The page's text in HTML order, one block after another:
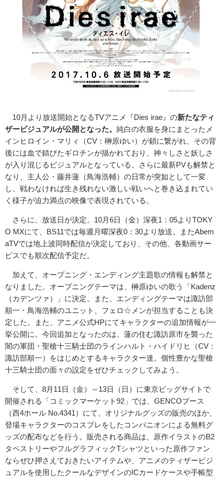
10月より放送開始となるTVアニメ『Dies irae』の新たなティ
ザービジュアルが公開となった。 純白の衣服を身にまとったメ
インヒロイン・マリィ（CV：榊原ゆい）が鎖に繋がれ、その背
後には血で錆びたギロチンが描かれており、神々しさと妖しさ
が入り混じるビジュアルとなっている。さらに最新PVも解禁と
なり、主人公・藤井蓮（鳥海浩輔）の日常が突如として一変
し、戦わなければ生き残れない激しい戦いへと巻き込まれてい
く様子が迫力満点の映像で表現されている。
さらに、放送日が決定。10月6日（金）深夜1：05よりTOKY
O MXにて、BS11では毎週月曜深夜0：30より放送。またAbem
aTVでは地上波同時配信が決定しており、その他、各動画サー
ビスでも順次配信予定だ。
加えて、オープニング・エンディング主題歌の情報も解禁と
なりました。オープニングテーマは、榊原ゆいの歌う「Kadenz
（カデンツァ）」に決定。また、エンディングテーマは諏訪部
順一・鳥海浩輔のユニット、フェロ☆メンが担当することも決
定した。また、アニメ公式HPにてキャラクターの追加情報が一
挙公開に。今回追加となったのは、蓮の住む諏訪原市を襲った
闇の軍団・聖槍十三騎士団のラインハルト・ハイドリヒ（CV：
諏訪部順一）をはじめとするキャラクター達。個性豊かな聖槍
十三騎士団の面々の設定をぜひチェックしてみよう。
そして、8月11日（金）～13日（日）に東京ビッグサイトで
開催される「コミックマーケット92」では、GENCOブース
（西4ホール No.4341）にて、オリジナルグッズの販売のほか、
登場キャラクターのコスプレをしたコンパニオンによる無料グ
ッズの配布などを行う。販売される商品は、原作イラストのB2
タペストリーやフルグラフィックTシャツといった原作ファン
ならぜひ押さえておきたいアイテムや、アニメのティザービジ
ュアルを使用したクールなデザインのICカードケースや手帳型